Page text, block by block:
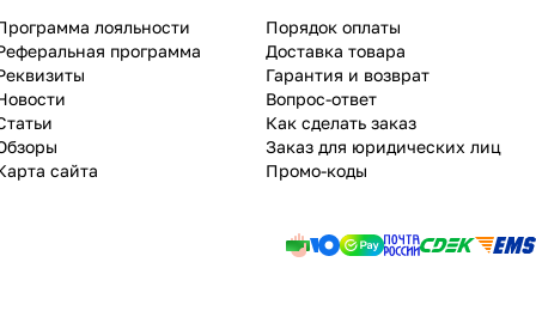
лояльности
программа
сайта
Порядок оплаты
Доставка товара
Гарантия и возврат
Вопрос-ответ
Как сделать заказ
Заказ для юридических лиц
Промо-коды